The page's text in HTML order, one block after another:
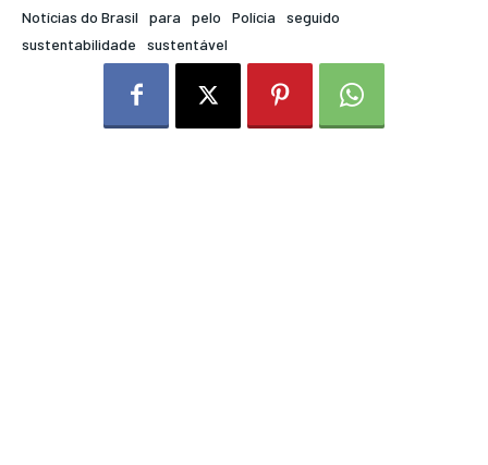
Notícias do Brasil
para pelo Polícia
seguido
sustentabilidade
sustentável